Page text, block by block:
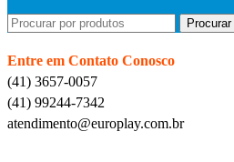
Procurar
Entre em Contato Conosco
(41) 3657-0057
(41) 99244-7342
atendimento@europlay.com.br